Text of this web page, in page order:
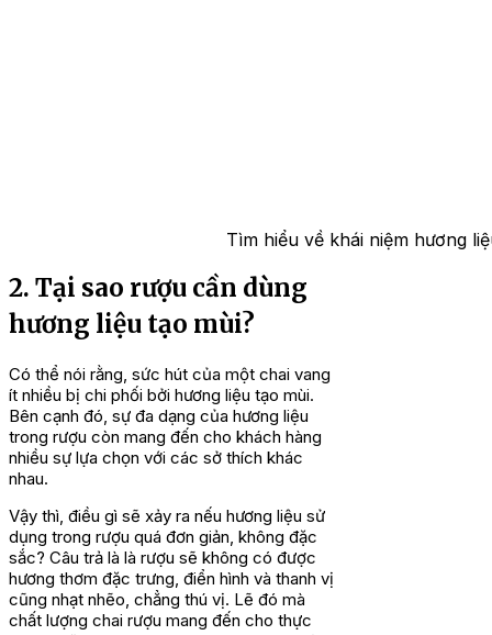
Tìm hiểu về khái niệm hương
2. Tại sao rượu cần dùng
hương liệu tạo mùi?
Có thể nói rằng, sức hút của một chai vang
ít nhiều bị chi phối bởi hương liệu tạo mùi.
Bên cạnh đó, sự đa dạng của hương liệu
trong rượu còn mang đến cho khách hàng
nhiều sự lựa chọn với các sở thích khác
nhau.
Vậy thì, điều gì sẽ xảy ra nếu hương liệu sử
dụng trong rượu quá đơn giản, không đặc
sắc? Câu trả là là rượu sẽ không có được
hương thơm đặc trưng, điển hình và thanh vị
cũng nhạt nhẽo, chẳng thú vị. Lẽ đó mà
chất lượng chai rượu mang đến cho thực